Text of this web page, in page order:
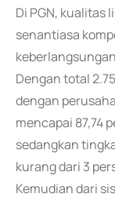
Di PGN, kualitas
senantiasa
Dengan total
dengan
mencapai 87,74
sedangkan
kurang dari 3
Kemudian dari